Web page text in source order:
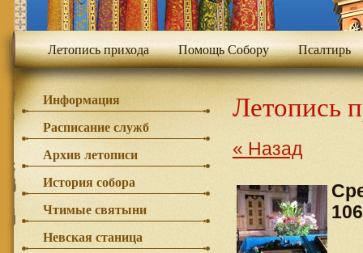
Летопись прихода Помощь Собору Псалтирь
Летопись
« Назад
106
Информация
Расписание служб
Архив летописи
История собора
Чтимые святыни
Невская станица